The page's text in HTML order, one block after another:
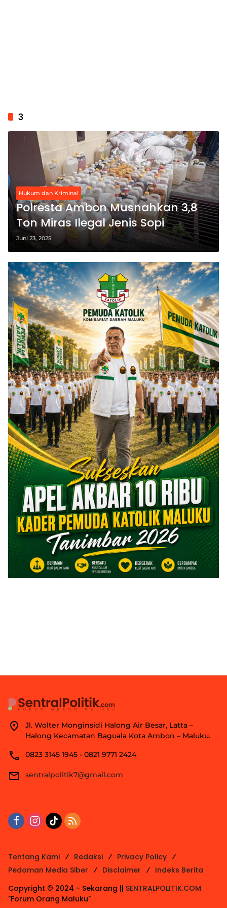
3
Hukum dan Kriminal
Polresta Ambon Musnahkan 3,8
Ton Miras Ilegal Jenis Sopi
Juni 23, 2025
Jl. Wolter Monginsidi Halong Air Besar, Latta –
Halong Kecamatan Baguala Kota Ambon – Maluku.
0823 3145 1945 - 0821 9771 2424
sentralpolitik7@gmail.com
Tentang Kami Redaksi
Privacy Policy
Pedoman Media Siber
Disclaimer
Indeks Berita
Copyright © 2024 - Sekarang || SENTRALPOLITIK.COM
"Forum Orang Maluku"